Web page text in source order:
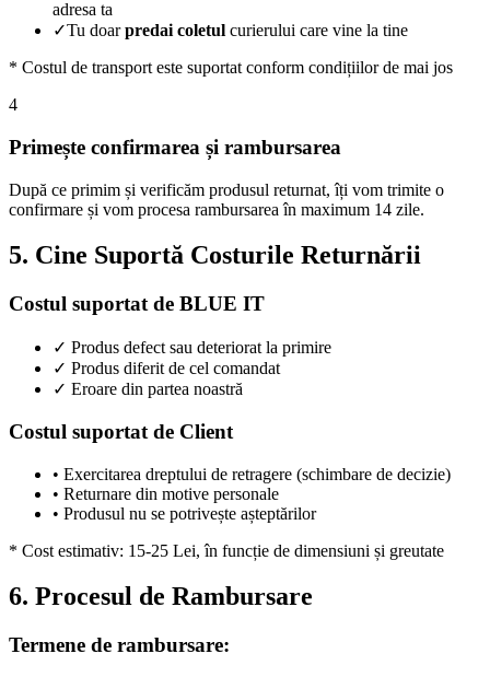
adresa ta
✓Tu doarpredai coletul curierului care vine la tine
* Costul de transport este suportat conform condițiilor de mai jos
4
Primește confirmarea și rambursarea
După ce primim și verificăm produsul returnat, îți vom trimite o
confirmare și vom procesa rambursarea în maximum 14 zile.
5. Cine Suportă Costurile Returnării
Costul suportat de BLUE IT
✓ Produs defect sau deteriorat la primire
✓ Produs diferit de cel comandat
✓ Eroare din partea noastră
Costul suportat de Client
• Exercitarea dreptului de retragere (schimbare de decizie)
• Returnare din motive personale
• Produsul nu se potrivește așteptărilor
* Cost estimativ: 15-25 Lei, în funcție de dimensiuni și greutate
6. Procesul de Rambursare
Termene de rambursare: